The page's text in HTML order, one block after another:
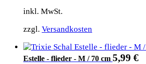
inkl. MwSt.
zzgl. Versandkosten
Estelle - flieder - M / 70 cm 5,99 €